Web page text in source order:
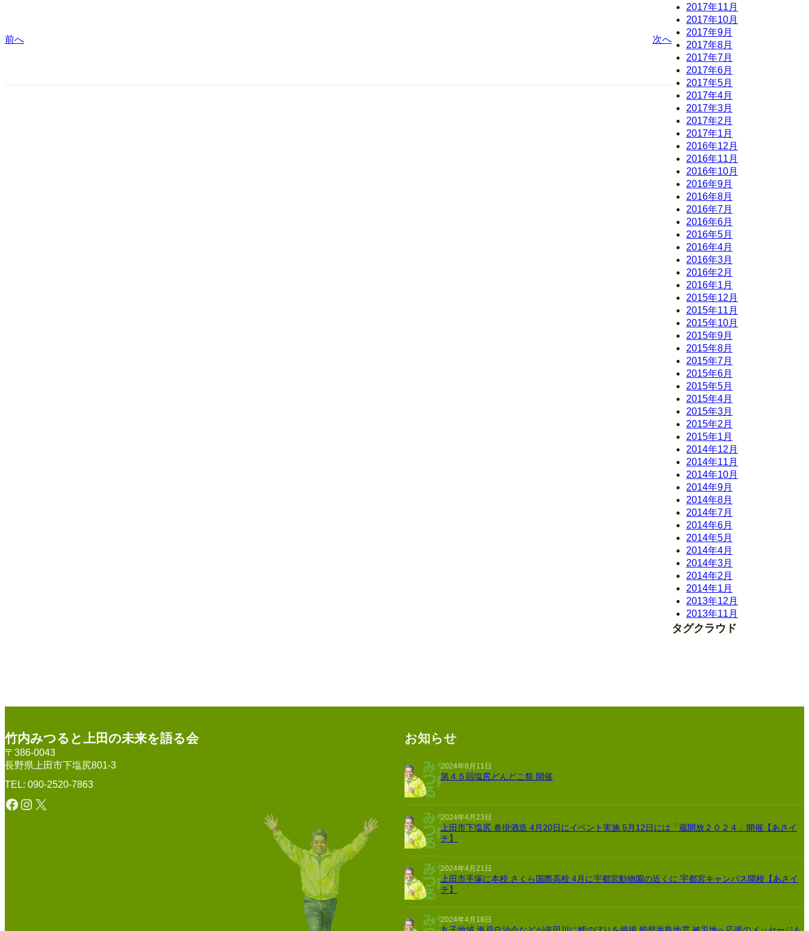
前へ 次へ
2017年11月
2017年10月
2017年9月
2017年8月
2017年7月
2017年6月
2017年5月
2017年4月
2017年3月
2017年2月
2017年1月
2016年12月
2016年11月
2016年10月
2016年9月
2016年8月
2016年7月
2016年6月
2016年5月
2016年4月
2016年3月
2016年2月
2016年1月
2015年12月
2015年11月
2015年10月
2015年9月
2015年8月
2015年7月
2015年6月
2015年5月
2015年4月
2015年3月
2015年2月
2015年1月
2014年12月
2014年11月
2014年10月
2014年9月
2014年8月
2014年7月
2014年6月
2014年5月
2014年4月
2014年3月
2014年2月
2014年1月
2013年12月
2013年11月
タグクラウド
竹内みつると上田の未来を語る会
〒386-0043
長野県上田市下塩尻801-3
TEL: 090-2520-7863
Facebook Instagram X
お知らせ
2024年8月11日
第４５回塩尻どんどこ祭 開催
2024年4月23日
上田市下塩尻 沓掛酒造 4月20日にイベント実施 5月12日には「蔵開放２０２４」開催【あさイ
チ】
2024年4月21日
上田市手塚に本校 さくら国際高校 4月に宇都宮動物園の近くに 宇都宮キャンパス開校【あさイ
チ】
2024年4月18日